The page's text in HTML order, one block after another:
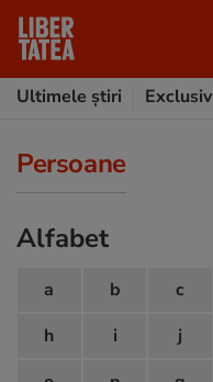
Ultimele știri
Exclusiv
Persoane
Alfabet
a b c
h
i j